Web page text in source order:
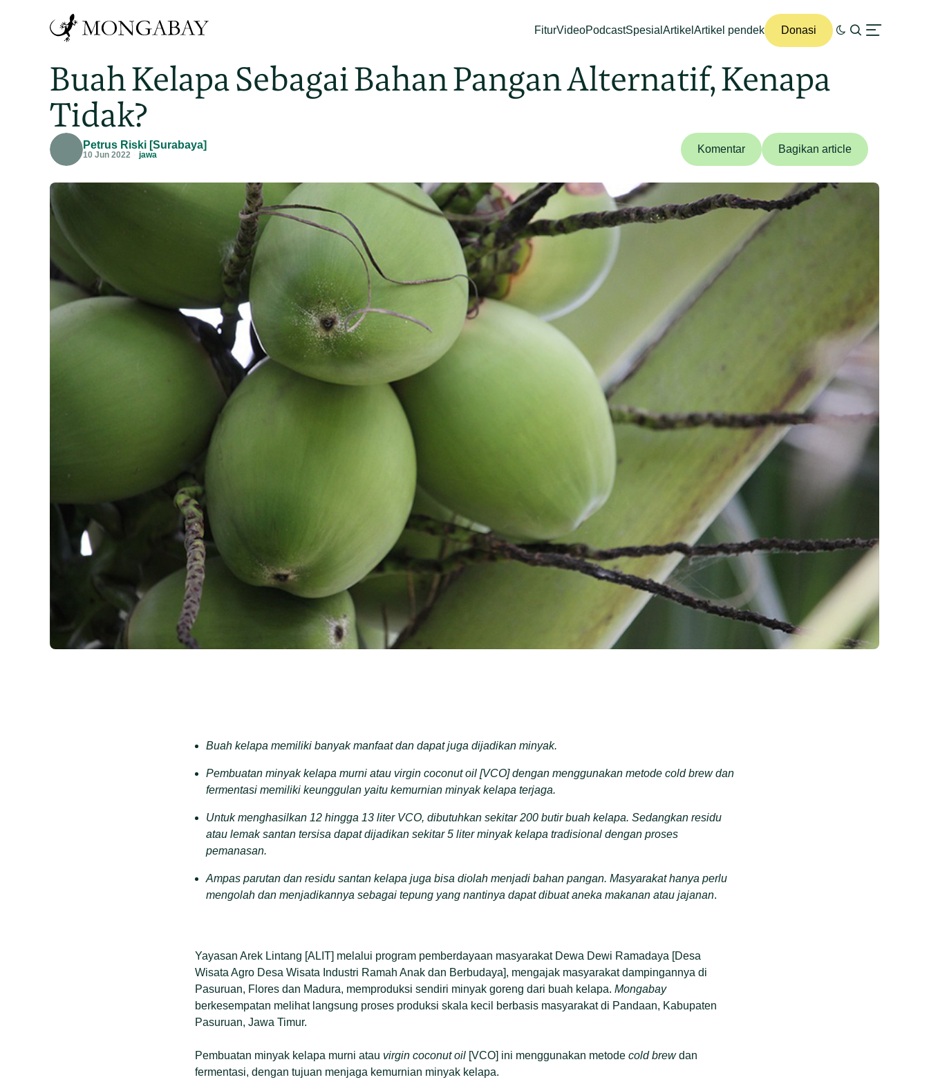
FiturVideoPodcastSpesial Artikel Artikel pendek Donasi
Buah Kelapa Sebagai Bahan Pangan Alternatif, Kenapa
Tidak?
Petrus Riski [Surabaya]
10 Jun 2022 jawa Komentar Bagikan article
Buah kelapa memiliki banyak manfaat dan dapat juga dijadikan minyak.
Pembuatan minyak kelapa murni atau virgin coconut oil [VCO] dengan menggunakan metode cold brew dan
fermentasi memiliki keunggulan yaitu kemurnian minyak kelapa terjaga.
Untuk menghasilkan 12 hingga 13 liter VCO, dibutuhkan sekitar 200 butir buah kelapa. Sedangkan residu
atau lemak santan tersisa dapat dijadikan sekitar 5 liter minyak kelapa tradisional dengan proses
pemanasan.
Ampas parutan dan residu santan kelapa juga bisa diolah menjadi bahan pangan. Masyarakat hanya perlu
mengolah dan menjadikannya sebagai tepung yang nantinya dapat dibuat aneka makanan atau jajanan.
Yayasan Arek Lintang [ALIT] melalui program pemberdayaan masyarakat Dewa Dewi Ramadaya [Desa
Wisata Agro Desa Wisata Industri Ramah Anak dan Berbudaya], mengajak masyarakat dampingannya di
Pasuruan, Flores dan Madura, memproduksi sendiri minyak goreng dari buah kelapa. Mongabay
berkesempatan melihat langsung proses produksi skala kecil berbasis masyarakat di Pandaan, Kabupaten
Pasuruan, Jawa Timur.
Pembuatan minyak kelapa murni atau virgin coconut oil [VCO] ini menggunakan metode cold brewdan
fermentasi, dengan tujuan menjaga kemurnian minyak kelapa.